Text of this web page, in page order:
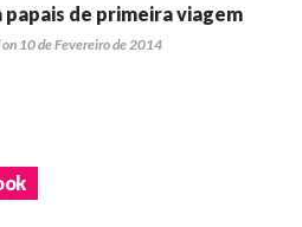
papais de primeira viagem
10 de Fevereiro de 2014